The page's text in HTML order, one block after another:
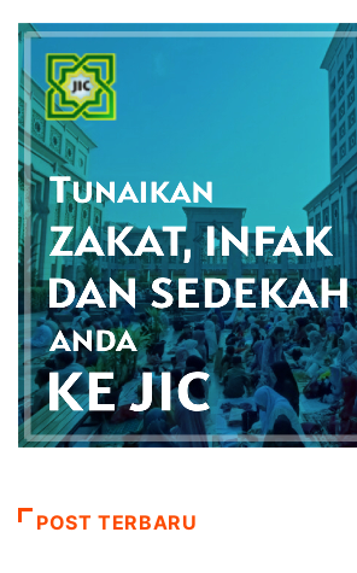
POST TERBARU